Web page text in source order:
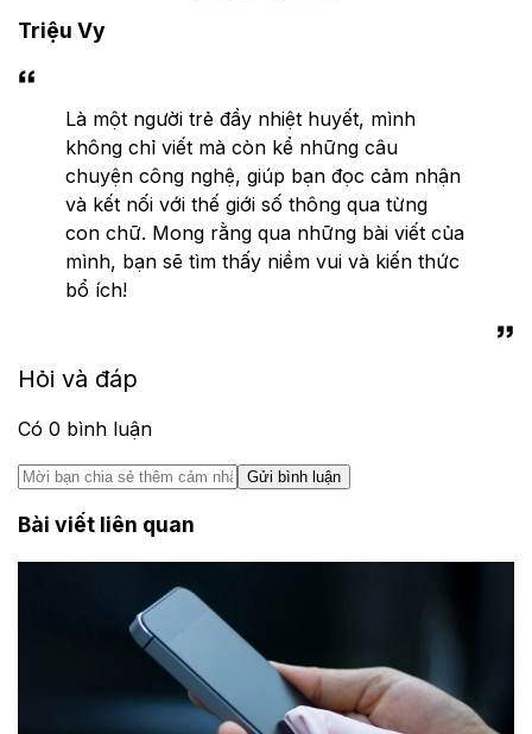
Triệu Vy
Là một người trẻ đầy nhiệt huyết, mình
không chỉ viết mà còn kể những câu
chuyện công nghệ, giúp bạn đọc cảm nhận
và kết nối với thế giới số thông qua từng
con chữ. Mong rằng qua những bài viết của
mình, bạn sẽ tìm thấy niềm vui và kiến thức
bổ ích!
Hỏi và đáp
Có 0 bình luận
Gửi bình luận
Bài viết liên quan